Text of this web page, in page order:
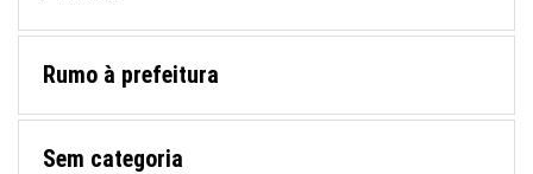
Rumo à prefeitura
Sem categoria